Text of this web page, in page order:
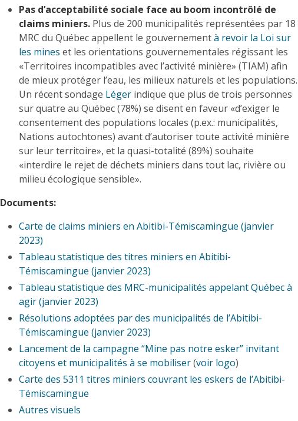
Pas d’acceptabilité sociale face au boom incontrôlé de
claims miniers. Plus de 200 municipalités représentées par 18
MRC du Québec appellent le gouvernementà revoir la Loi sur
les mines et les orientations gouvernementales régissant les
«Territoires incompatibles avec l’activité minière» (TIAM) afin
de mieux protéger l’eau, les milieux naturels et les populations.
Un récent sondage Léger indique que plus de trois personnes
sur quatre au Québec (78%) se disent en faveur «d’exiger le
consentement des populations locales (p.ex.: municipalités,
Nations autochtones) avant d’autoriser toute activité minière
sur leur territoire», et la quasi-totalité (89%) souhaite
«interdire le rejet de déchets miniers dans tout lac, rivière ou
milieu écologique sensible».
Documents:
Carte de claims miniers en Abitibi-Témiscamingue (janvier
2023)
Tableau statistique des titres miniers en Abitibi-
Témiscamingue (janvier 2023)
Tableau statistique des MRC-municipalités appelant Québec à
agir (janvier 2023)
Résolutions adoptées par des municipalités de l’Abitibi-
Témiscamingue (janvier 2023)
Lancement de la campagne “Mine pas notre esker” invitant
citoyens et municipalités à se mobiliser(voir logo)
Carte des 5311 titres miniers couvrant les eskers de l’Abitibi-
Témiscamingue
Autres visuels